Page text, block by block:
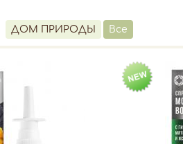
ДОМ ПРИРОДЫ Все